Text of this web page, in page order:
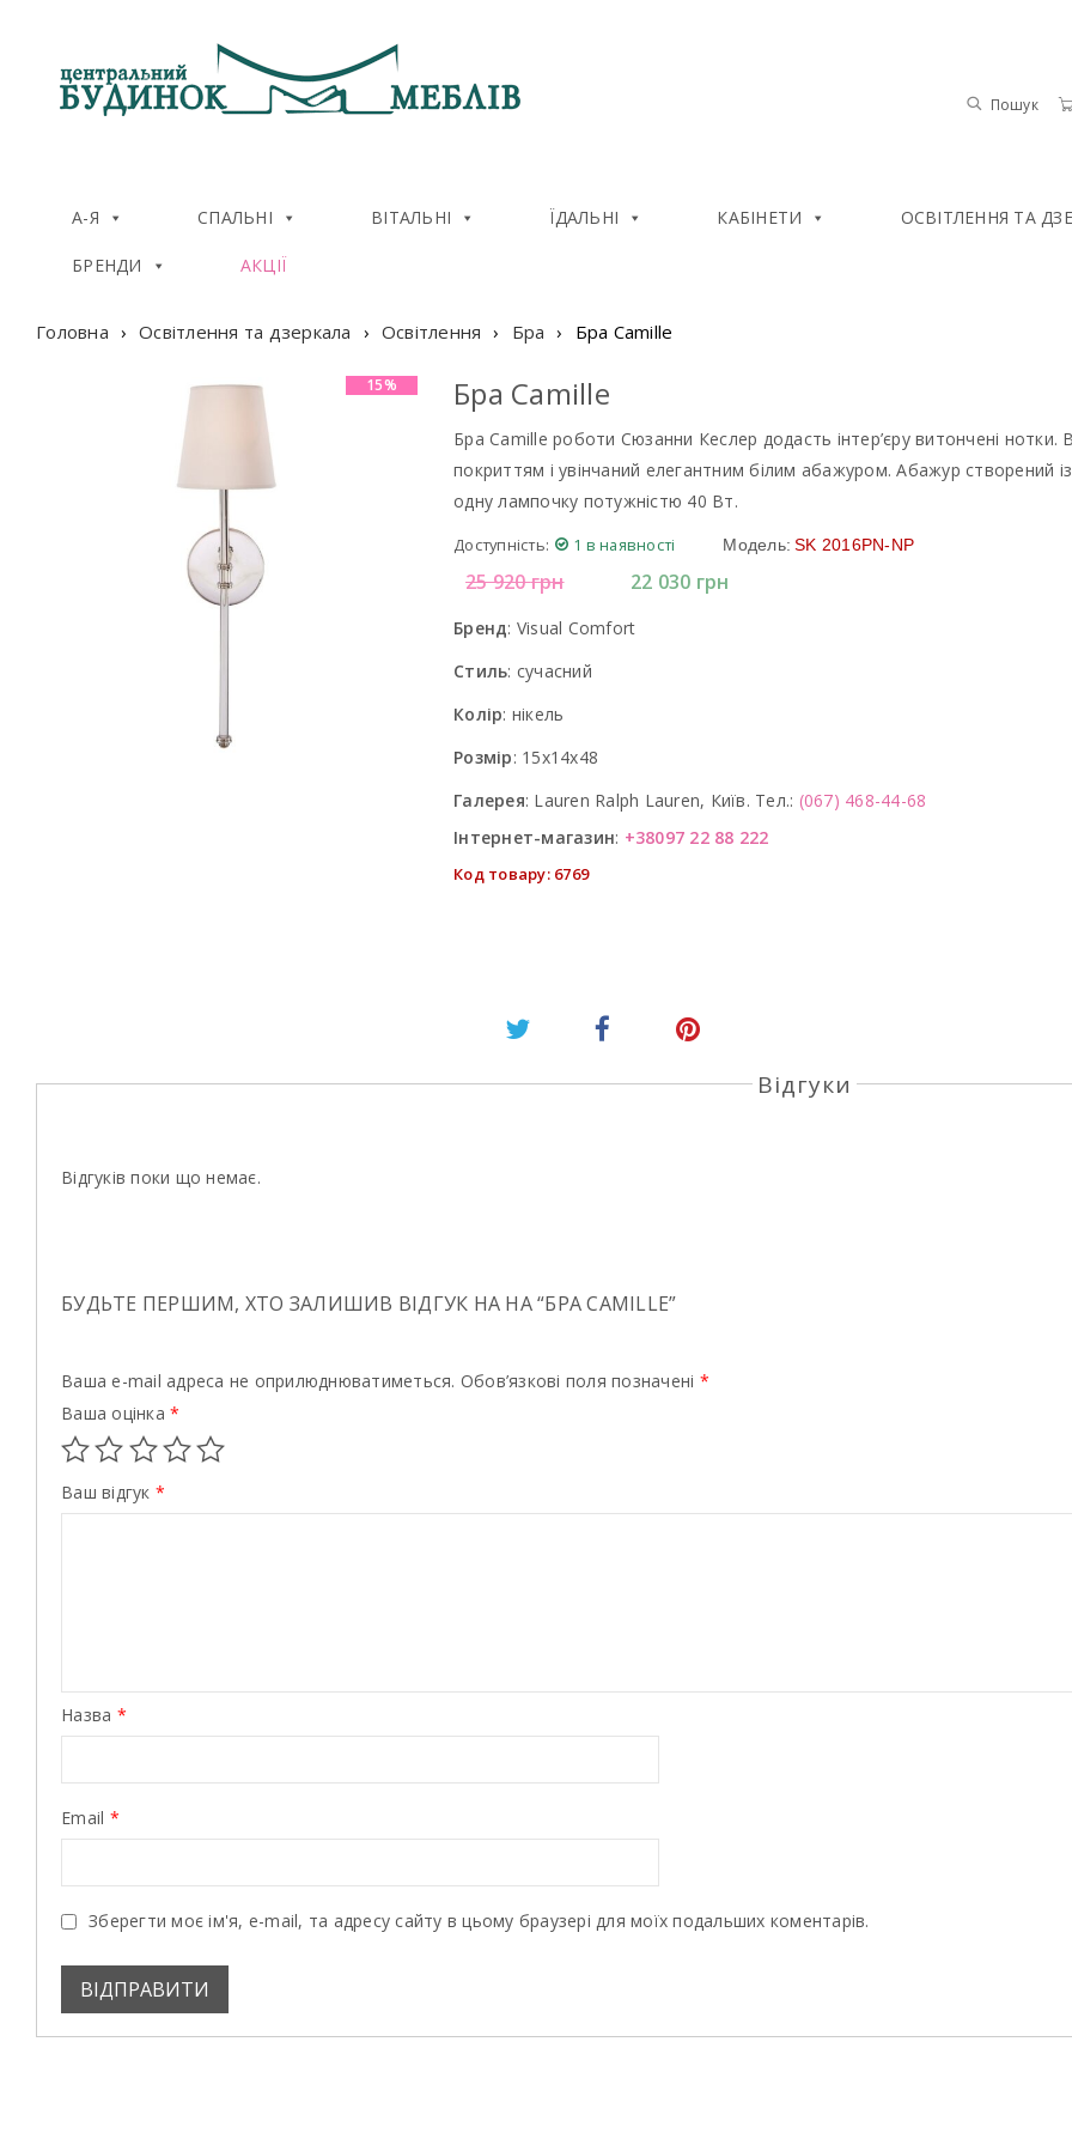
Пошук
А-Я СПАЛЬНІ ВІТАЛЬНІ ЇДАЛЬНІ КАБІНЕТИ ОСВІТЛЕННЯ ТА
БРЕНДИ АКЦІЇ
Головна › Освітлення та дзеркала › Освітлення › Бра › Бра Camille
15% Бра Camille
Бра Camille роботи Сюзанни Кеслер додасть інтер’єру витончені
покриттям і увінчаний елегантним білим абажуром. Абажур створений
одну лампочку потужністю 40 Вт.
Доступність: 1 в наявності Модель: SK 2016PN-NP
25 920грн 22 030 грн
Бренд: Visual Comfort
Стиль: сучасний
Колір: нікель
Розмір: 15x14x48
Галерея: Lauren Ralph Lauren, Київ. Тел.: (067) 468-44-68
Інтернет-магазин: +38097 22 88 222
Код товару: 6769
Відгуки
Відгуків поки що немає.
БУДЬТЕ ПЕРШИМ, ХТО ЗАЛИШИВ ВІДГУК НА НА “БРА CAMILLE”
Ваша e-mail адреса не оприлюднюватиметься. Обов’язкові поля позначені *
Ваша оцінка *
Ваш відгук *
Назва *
Email *
Зберегти моє ім'я, e-mail, та адресу сайту в цьому браузері для моїх подальших коментарів.